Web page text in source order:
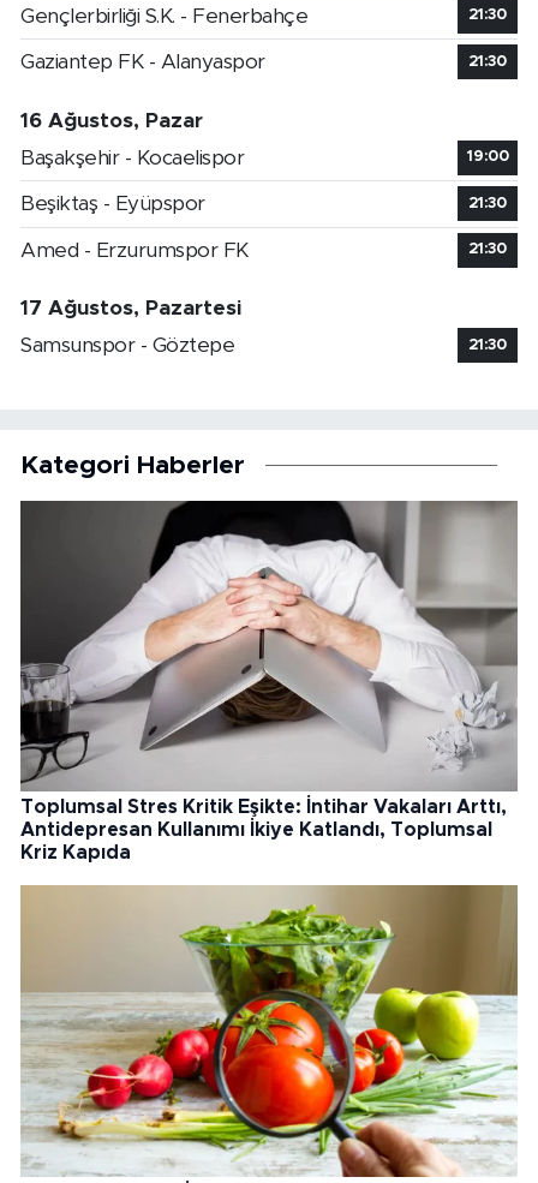
Gençlerbirliği S.K. - Fenerbahçe 21:30
Gaziantep FK - Alanyaspor 21:30
16 Ağustos, Pazar
Başakşehir - Kocaelispor
19:00
Beşiktaş - Eyüpspor 21:30
Amed - Erzurumspor FK 21:30
17 Ağustos, Pazartesi
Samsunspor - Göztepe
21:30
Kategori Haberler
Toplumsal Stres Kritik Eşikte: İntihar Vakaları Arttı,
Antidepresan Kullanımı İkiye Katlandı, Toplumsal
Kriz Kapıda